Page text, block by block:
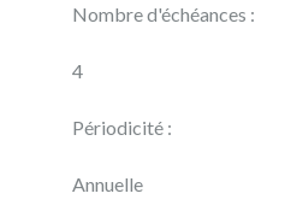
Nombre d'échéances :
4
Périodicité :
Annuelle